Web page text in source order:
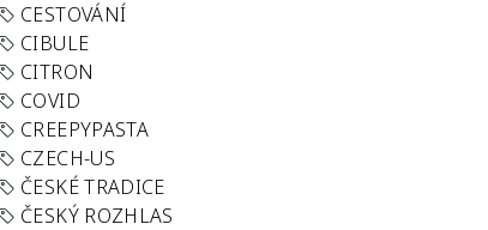
CESTOVÁNÍ
CIBULE
CITRON
COVID
CREEPYPASTA
CZECH-US
ČESKÉ TRADICE
ČESKÝ ROZHLAS